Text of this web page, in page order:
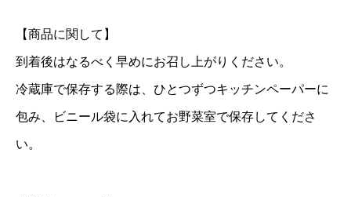
【商品に関して】
到着後はなるべく早めにお召し上がりください。
冷蔵庫で保存する際は、ひとつずつキッチンペーパーに
包み、ビニール袋に入れてお野菜室で保存してくださ
い。